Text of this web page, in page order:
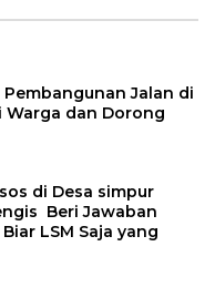
Pembangunan Jalan di
Warga dan Dorong
di Desa simpur
Beri Jawaban
LSM Saja yang